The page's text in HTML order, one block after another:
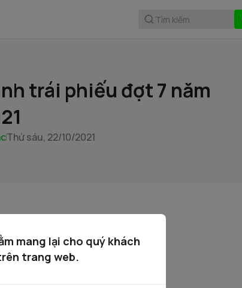
Tìm kiếm
trái phiếu đợt 7 năm
Thứ sáu, 22/10/2021
mang lại cho quý khách
trang web.